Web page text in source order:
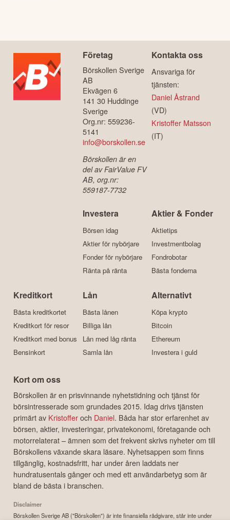
Företag
Börskollen Sverige
AB
Ekvägen 6
141 30 Huddinge
Sverige
Org.nr: 559236-
5141
info@borskollen.se
Börskollen är en
del av FairValue FV
AB, org.nr:
559187-7732
Kontakta oss
Ansvariga för
tjänsten:
Daniel Åstrand
(VD)
Kristoffer Matsson
(IT)
Investera
Börsen idag
Aktier för nybörjare
Fonder för nybörjare
Ränta på ränta
Aktier & Fonder
Aktietips
Investmentbolag
Fondrobotar
Bästa fonderna
Kreditkort
Bästa kreditkortet
Kreditkort för resor
Kreditkort med bonus
Bensinkort
Lån
Bästa lånen
Billiga lån
Lån med låg ränta
Samla lån
Alternativt
Köpa krypto
Bitcoin
Ethereum
Investera i guld
Kort om oss
Börskollen är en prisvinnande nyhetstidning och tjänst för
börsintresserade som grundades 2015. Idag drivs tjänsten
primärt av Kristofferoch Daniel. Båda har stor erfarenhet av
börsen, aktier, investeringar, privatekonomi, företagande och
motorrelaterat – ämnen som det frekvent skrivs nyheter om till
Börskollens växande skara läsare. Nyhetsappen som finns
tillgänglig, kostnadsfritt, har under åren laddats ner
hundratusentals gånger och med ett användarbetyg som är
bland de bästa i branschen.
Disclaimer
Börskollen Sverige AB ("Börskollen") är inte finansiella rådgivare, står inte under